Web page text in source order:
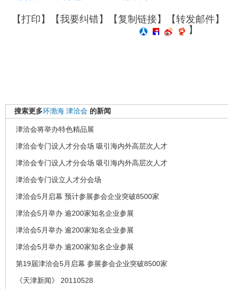
【打印】【我要纠错】【复制链接】【转发邮件】
】
搜索更多环渤海 津洽会 的新闻
津洽会将举办特色精品展
津洽会专门设人才分会场 吸引海内外高层次人才
津洽会专门设人才分会场 吸引海内外高层次人才
津洽会专门设立人才分会场
津洽会5月启幕 预计参展参会企业突破8500家
津洽会5月举办 逾200家知名企业参展
津洽会5月举办 逾200家知名企业参展
津洽会5月举办 逾200家知名企业参展
第19届津洽会5月启幕 参展参会企业突破8500家
《天津新闻》 20110528